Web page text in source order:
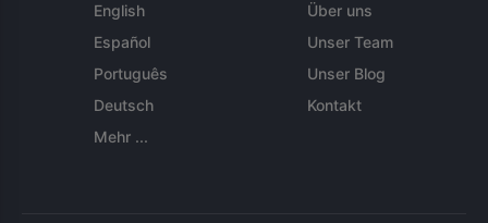
English
Español
Português
Deutsch
Mehr ...
Über uns
Unser Team
Unser Blog
Kontakt